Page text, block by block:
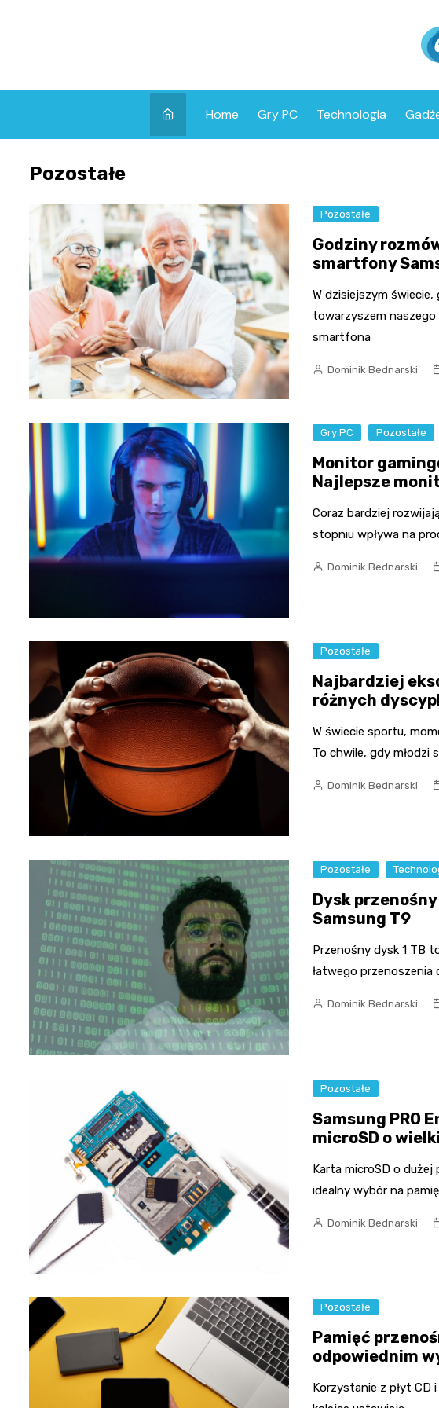
Home Gry PC Technologia
Pozostałe
Pozostałe
Godziny
smartfony
W dzisiejszym
towarzyszem
smartfona
Dominik Bednarski
Gry PC Pozostałe
Monitor
Najlepsze
Coraz bardziej
stopniu wpływa na
Dominik Bednarski
Pozostałe
Najbardziej
różnych
W świecie sportu,
To chwile, gdy młodzi
Dominik Bednarski
Pozostałe
Dysk
Samsung T9
Przenośny dysk 1 TB
łatwego
Dominik Bednarski
Pozostałe
Samsung PRO
microSD o
Karta microSD o
idealny wybór na
Dominik Bednarski
Pozostałe
Pamięć
odpowiednim
Korzystanie z płyt CD